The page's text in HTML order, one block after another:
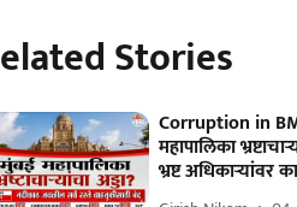
Stories
Corruption in
महापालिका
भ्रष्ट अधिकाऱ्यांवर